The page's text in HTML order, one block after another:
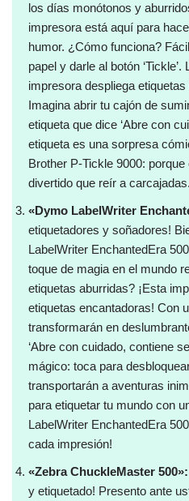
los días monótonos y
impresora está aquí para
humor. ¿Cómo funciona?
papel y darle al botón
impresora despliega
Imagina abrir tu cajón de
etiqueta que dice ‘Abre con
etiqueta es una sorpresa
Brother P-Tickle 9000:
divertido que reír a carcajadas.
«Dymo LabelWriter
etiquetadores y soñadores!
LabelWriter EnchantedEra
toque de magia en el mundo
etiquetas aburridas? ¡Esta
etiquetas encantadoras! Con
transformarán en
‘Abre con cuidado, contiene
mágico: toca para
transportarán a aventuras
para etiquetar tu mundo con
LabelWriter EnchantedEra
cada impresión!
«Zebra ChuckleMaster 500»:
y etiquetado! Presento ante